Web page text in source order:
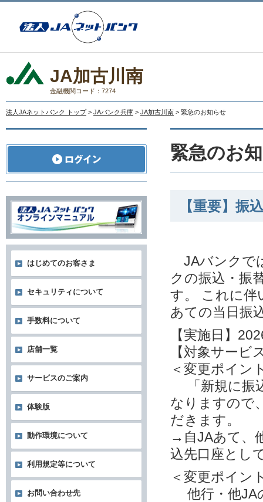
JA加古川南
金融機関コード：7274
法人JAネットバンク トップ > JAバンク兵庫 > JA加古川南 > 緊急のお知らせ
緊急のお
【重要】振
JAバンクで
クの振込・振
す。 これに伴
あての当日振
【実施日】
【対象サービ
＜変更ポイン
「新規に振
なりますので
だきます。
→自JAあて、
込先口座とし
＜変更ポイン
他行・他JA
はじめてのお客さま
セキュリティについて
手数料について
店舗一覧
サービスのご案内
体験版
動作環境について
利用規定等について
お問い合わせ先